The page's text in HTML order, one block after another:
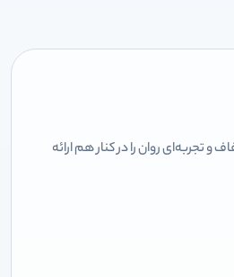
و تجربه‌ای روان را در کنار هم ارائه